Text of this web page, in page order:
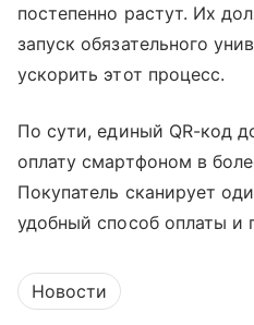
постепенно растут. Их
запуск обязательного
ускорить этот процесс.
По сути, единый QR-код
оплату смартфоном в
Покупатель сканирует
удобный способ оплаты и
Новости